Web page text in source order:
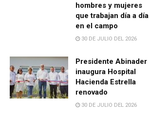
hombres y mujeres
que trabajan día a día
en el campo
30 DE JULIO DEL 2026
Presidente Abinader
inaugura Hospital
Hacienda Estrella
renovado
30 DE JULIO DEL 2026